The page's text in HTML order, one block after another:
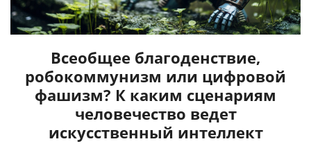
Всеобщее благоденствие,
робокоммунизм или цифровой
фашизм? К каким сценариям
человечество ведет
искусственный интеллект